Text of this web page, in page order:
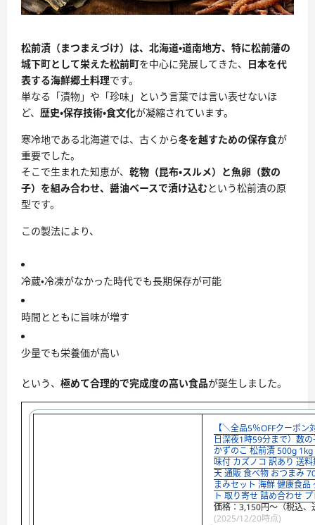
松前漬（まつまえづけ）は、北海道・道南地方、特に松前藩の
城下町として栄えた松前町を中心に発展してきた、 日本を代
表する海鮮郷土料理です。
単なる「漬物」や「珍味」という言葉では言い表せないほ
ど、 歴史・保存技術・食文化が凝縮されています。
寒冷地である北海道では、古くから冬を越すための保存食が
重要でした。
そこで生まれた知恵が、 乾物（昆布・スルメ）と魚卵（数の
子）を組み合わせ、醤油ベースで漬け込む という松前漬の原
型です。
この製法により、
冷蔵・冷凍がなかった時代でも長期保存が可能
時間とともに旨味が増す
少量でも栄養価が高い
という、 極めて合理的で完成度の高い食品が誕生しました。
【＼全品5％OFFクーポ
日深夜1時59分まで）数
かずのこ 松前漬 500g
味付 カズノコ 訳あり 送
天 通販 食べ物 おつまみ
まみセット 海鮮 健康食品
ト 取り寄せ 詰め合わせ
価格：3,150円～（税込、
(2025/12/20時点)